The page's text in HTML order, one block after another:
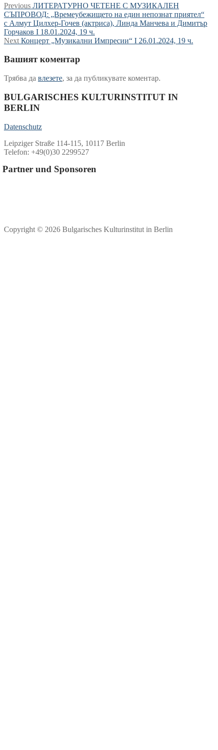
Навигация
Previous Previous
post:
ЛИТЕРАТУРНО ЧЕТЕНЕ С МУЗИКАЛЕН
СЪПРОВОД: „Времеубежището на един непознат приятел“
с Алмут Цилхер-Гочев (актриса), Линда Манчева и Димитър
Горчаков I 18.01.2024, 19 ч.
Next Next
Концерт „Музикални Импресии“ I 26.01.2024, 19 ч.
Вашият коментар
Трябва да влезете, за да публикувате коментар.
BULGARISCHES KULTURINSTITUT IN
BERLIN
Datenschutz
Leipziger Straße 114-115, 10117 Berlin
Telefon: +49(0)30 2299527
Partner und Sponsoren
Copyright © 2026 Bulgarisches Kulturinstitut in Berlin